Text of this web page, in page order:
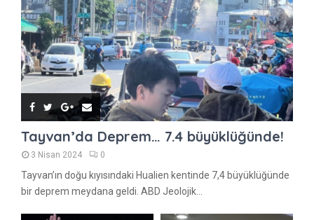
Tayvan’da Deprem… 7.4 büyüklüğünde!
3 Nisan 2024 0
Tayvan’ın doğu kıyısındaki Hualien kentinde 7,4 büyüklüğünde
bir deprem meydana geldi. ABD Jeolojik...